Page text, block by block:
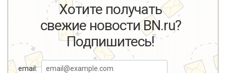
Хотите получать
свежие новости BN.ru?
Подпишитесь!
email: